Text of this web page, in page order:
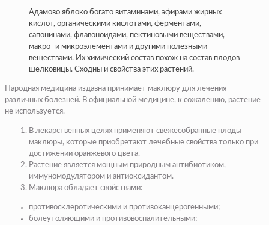
Адамово яблоко богато витаминами, эфирами жирных
кислот, органическими кислотами, ферментами,
сапонинами, флавоноидами, пектиновыми веществами,
макро- и микроэлементами и другими полезными
веществами. Их химический состав похож на состав плодов
шелковицы. Сходны и свойства этих растений.
Народная медицина издавна принимает маклюру для лечения
различных болезней. В официальной медицине, к сожалению, растение
не используется.
В лекарственных целях применяют свежесобранные плоды
маклюры, которые приобретают лечебные свойства только при
достижении оранжевого цвета.
Растение является мощным природным антибиотиком,
иммуномодулятором и антиоксидантом.
Маклюра обладает свойствами:
противосклеротическими и противоканцерогенными;
болеутоляющими и противовоспалительными;